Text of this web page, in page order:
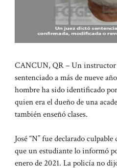
CANCUN, QR – Un instructor
sentenciado a más de nueve
hombre ha sido identificado
quien era el dueño de una
también enseñó clases.
José “N” fue declarado
que un estudiante lo informó
enero de 2021. La policía no